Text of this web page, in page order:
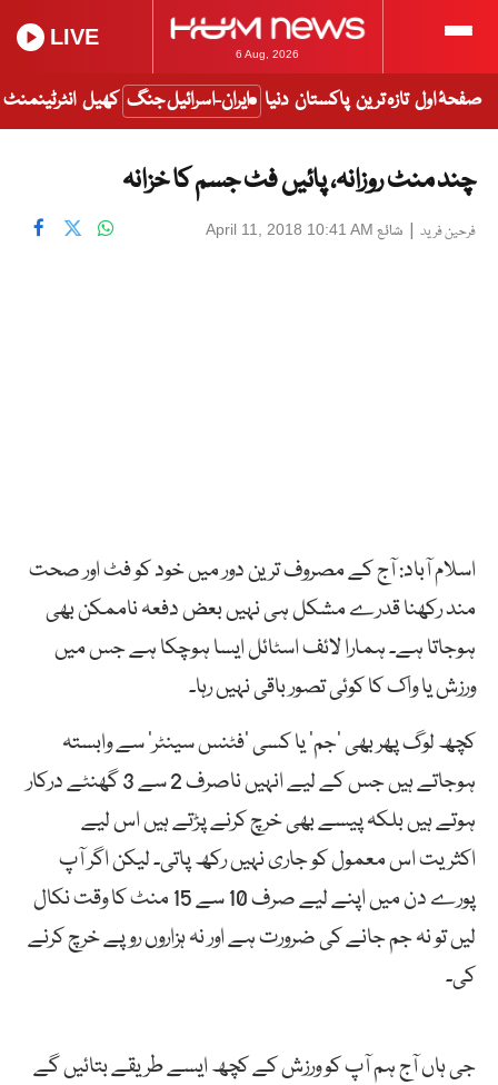
6 Aug, 2026
LIVE
صفحۂ اول تازہ ترین پاکستان دنیا ایران-اسرائیل جنگ کھیل انٹرٹینمنٹ
چند منٹ روزانہ، پائیں فٹ جسم کا خزانہ
فرحین فرید | شائع April 11, 2018 10:41 AM
اسلام آباد: آج کے مصروف ترین دور میں خود کو فٹ اور صحت
مند رکھنا قدرے مشکل ہی نہیں بعض دفعہ ناممکن بھی
ہوجاتا ہے۔ ہمارا لائف اسٹائل ایسا ہوچکا ہے جس میں
ورزش یا واک کا کوئی تصور باقی نہیں رہا۔
کچھ لوگ پھر بھی ‘جم’ یا کسی ‘فٹنس سینٹر’ سے وابستہ
ہوجاتے ہیں جس کے لیے انہیں ناصرف 2 سے 3 گھنٹے درکار
ہوتے ہیں بلکہ پیسے بھی خرچ کرنے پڑتے ہیں اس لیے
اکثریت اس معمول کو جاری نہیں رکھ پاتی۔ لیکن اگر آپ
پورے دن میں اپنے لیے صرف 10 سے 15 منٹ کا وقت نکال
لیں تو نہ جم جانے کی ضرورت ہے اور نہ ہزاروں روپے خرچ کرنے
کی۔
جی ہاں آج ہم آپ کو ورزش کے کچھ ایسے طریقے بتائیں گے